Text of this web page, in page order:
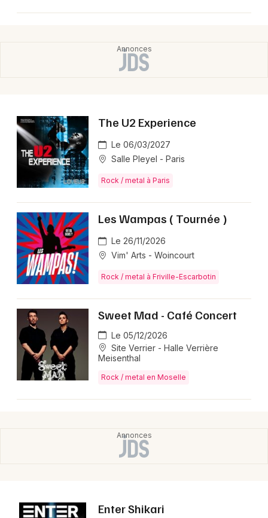
The U2 Experience
Le 06/03/2027
Salle Pleyel - Paris
Rock / metal à Paris
Les Wampas ( Tournée )
Le 26/11/2026
Vim' Arts - Woincourt
Rock / metal à Friville-Escarbotin
Sweet Mad - Café Concert
Le 05/12/2026
Site Verrier - Halle Verrière
Meisenthal
Rock / metal en Moselle
Enter Shikari